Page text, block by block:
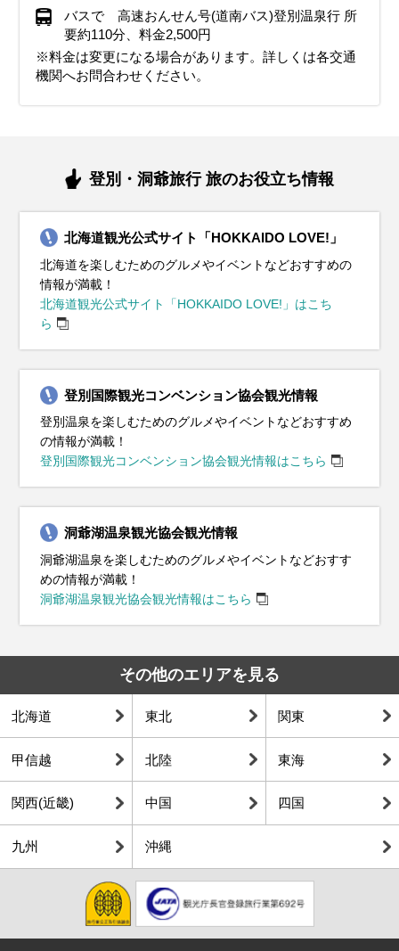
バスで 高速おんせん号(道南バス)登別温泉行 所
要約110分、料金2,500円
※料金は変更になる場合があります。詳しくは各交通
機関へお問合わせください。
登別・洞爺旅行 旅のお役立ち情報
北海道観光公式サイト「HOKKAIDO LOVE!」
北海道を楽しむためのグルメやイベントなどおすすめの
情報が満載！
北海道観光公式サイト「HOKKAIDO LOVE!」はこち
ら
登別国際観光コンベンション協会観光情報
登別温泉を楽しむためのグルメやイベントなどおすすめ
の情報が満載！
登別国際観光コンベンション協会観光情報はこちら
洞爺湖温泉観光協会観光情報
洞爺湖温泉を楽しむためのグルメやイベントなどおすす
めの情報が満載！
洞爺湖温泉観光協会観光情報はこちら
その他のエリアを見る
北海道 東北 関東
甲信越 北陸 東海
関西(近畿) 中国 四国
九州 沖縄